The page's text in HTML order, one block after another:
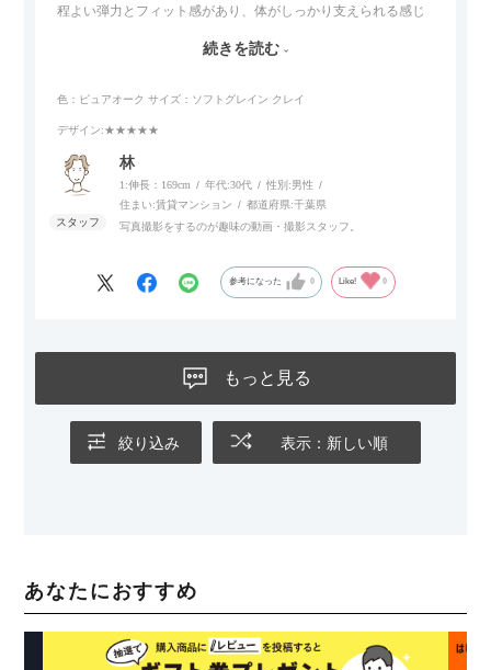
程よい弾力とフィット感があり、体がしっかり支えられる感じ
リラックスタイムによさそうでした。回転タイプなので、個人
す。
続きを読む
色：ピュアオーク サイズ：ソフトグレイン クレイ
デザイン:★★★★★
林
1:伸長：169cm 年代:30代 性別:男性
住まい:賃貸マンション 都道府県:千葉県
写真撮影をするのが趣味の動画・撮影スタッフ。
参考になった 0 Like! 0
もっと見る
絞り込み 表示：新しい順
あなたにおすすめ